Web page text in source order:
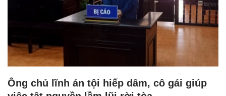
Ông chủ lĩnh án tội hiếp dâm, cô gái giúp